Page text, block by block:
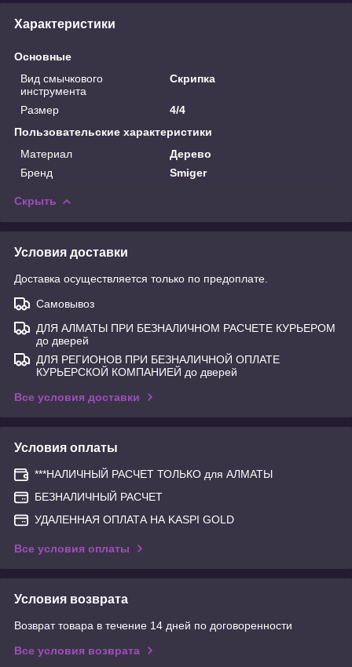
Характеристики
Основные
Вид смычкового
инструмента
Скрипка
Размер
4/4
Пользовательские характеристики
Материал
Дерево
Бренд
Smiger
Скрыть
Условия доставки
Доставка осуществляется только по предоплате.
Самовывоз
ДЛЯ АЛМАТЫ ПРИ БЕЗНАЛИЧНОМ РАСЧЕТЕ КУРЬЕРОМ
до дверей
ДЛЯ РЕГИОНОВ ПРИ БЕЗНАЛИЧНОЙ ОПЛАТЕ
КУРЬЕРСКОЙ КОМПАНИЕЙ до дверей
Все условия доставки
Условия оплаты
***НАЛИЧНЫЙ РАСЧЕТ ТОЛЬКО для АЛМАТЫ
БЕЗНАЛИЧНЫЙ РАСЧЕТ
УДАЛЕННАЯ ОПЛАТА НА KASPI GOLD
Все условия оплаты
Условия возврата
Возврат товара в течение 14 дней по договоренности
Все условия возврата